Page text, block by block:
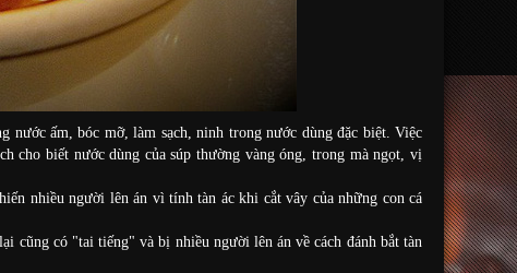
nước ấm, bóc mỡ, làm sạch, ninh trong nước dùng đặc biệt. Việc
cho biết nước dùng của súp thường vàng óng, trong mà ngọt, vị
nhiều người lên án vì tính tàn ác khi cắt vây của những con cá
cũng có "tai tiếng" và bị nhiều người lên án về cách đánh bắt tàn